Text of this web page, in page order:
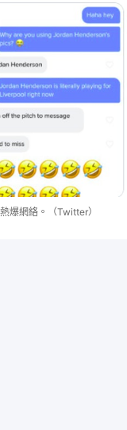
爆網絡。（Twitter）